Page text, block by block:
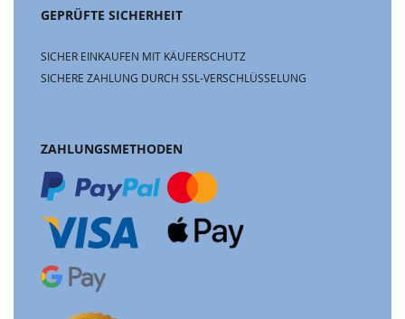
GEPRÜFTE SICHERHEIT
SICHER EINKAUFEN MIT KÄUFERSCHUTZ
SICHERE ZAHLUNG DURCH SSL-VERSCHLÜSSELUNG
ZAHLUNGSMETHODEN